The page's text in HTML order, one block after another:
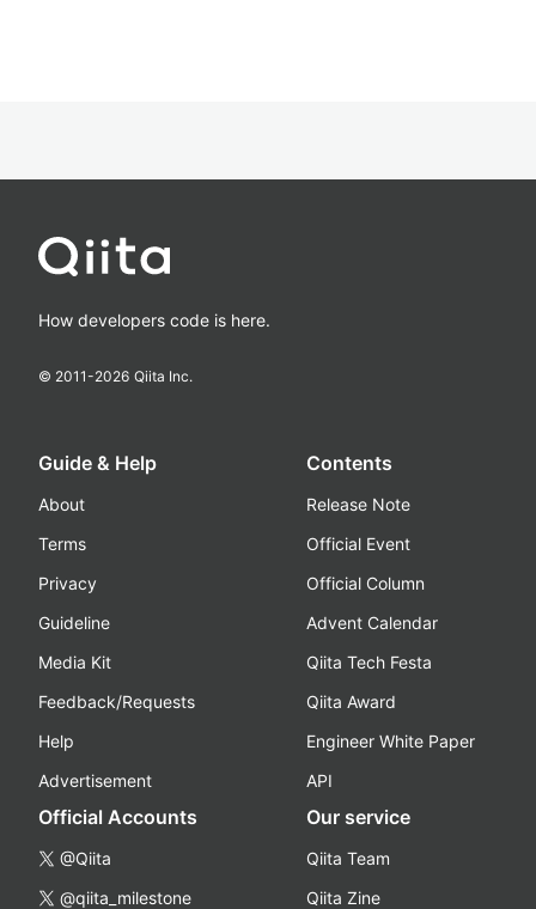
How developers code is here.
© 2011-2026 Qiita Inc.
Guide & Help
About
Terms
Privacy
Guideline
Media Kit
Feedback/Requests
Help
Advertisement
Contents
Release Note
Official Event
Official Column
Advent Calendar
Qiita Tech Festa
Qiita Award
Engineer White Paper
API
Official Accounts
@Qiita
@qiita_milestone
Our service
Qiita Team
Qiita Zine